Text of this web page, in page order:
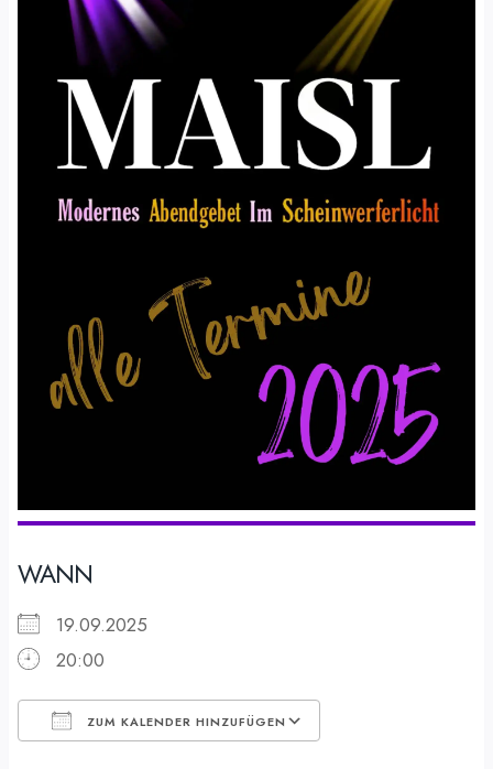
WANN
19.09.2025
20:00
ZUM KALENDER HINZUFÜGEN